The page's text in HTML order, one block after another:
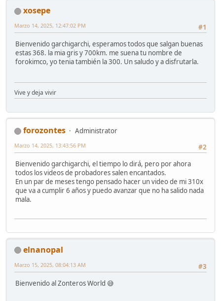
xosepe
#1
Marzo 14, 2025, 12:47:02 PM
Bienvenido garchigarchi, esperamos todos que salgan buenas
estas 368. la mia gris y 700km. me suena tu nombre de
forokimco, yo tenia también la 300. Un saludo y a disfrutarla.
Vive y deja vivir
forozontes
Administrator
#2
Marzo 14, 2025, 13:43:56 PM
Bienvenido garchigarchi, el tiempo lo dirá, pero por ahora
todos los videos de probadores salen encantados.
En un par de meses tengo pensado hacer un video de mi 310x
que va a cumplir 6 años y puedo avanzar que no ha salido nada
mala.
elnanopal
#3
Marzo 15, 2025, 08:04:13 AM
Bienvenido al Zonteros World 😅